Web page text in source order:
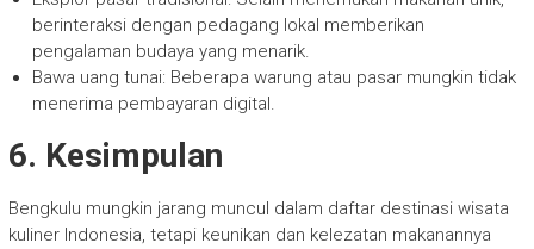
berinteraksi dengan pedagang lokal memberikan
pengalaman budaya yang menarik.
Bawa uang tunai: Beberapa warung atau pasar mungkin tidak
menerima pembayaran digital.
6. Kesimpulan
Bengkulu mungkin jarang muncul dalam daftar destinasi wisata
kuliner Indonesia, tetapi keunikan dan kelezatan makanannya